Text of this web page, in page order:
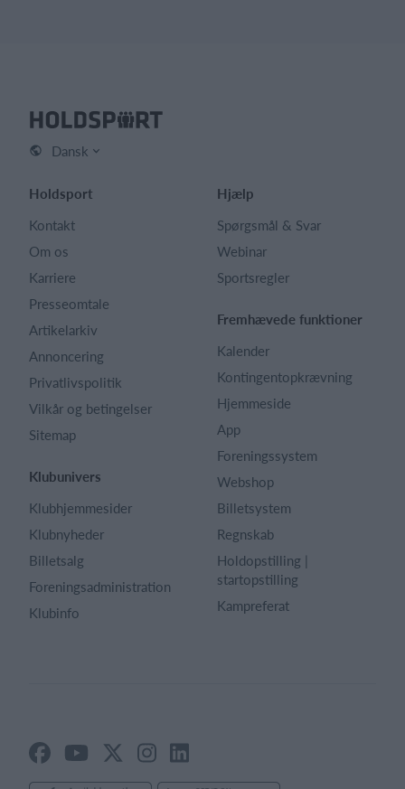
Dansk
Holdsport
Kontakt
Om os
Karriere
Presseomtale
Artikelarkiv
Annoncering
Privatlivspolitik
Vilkår og betingelser
Sitemap
Klubunivers
Klubhjemmesider
Klubnyheder
Billetsalg
Foreningsadministration
Klubinfo
Hjælp
Spørgsmål & Svar
Webinar
Sportsregler
Fremhævede funktioner
Kalender
Kontingentopkrævning
Hjemmeside
App
Foreningssystem
Webshop
Billetsystem
Regnskab
Holdopstilling |
startopstilling
Kampreferat